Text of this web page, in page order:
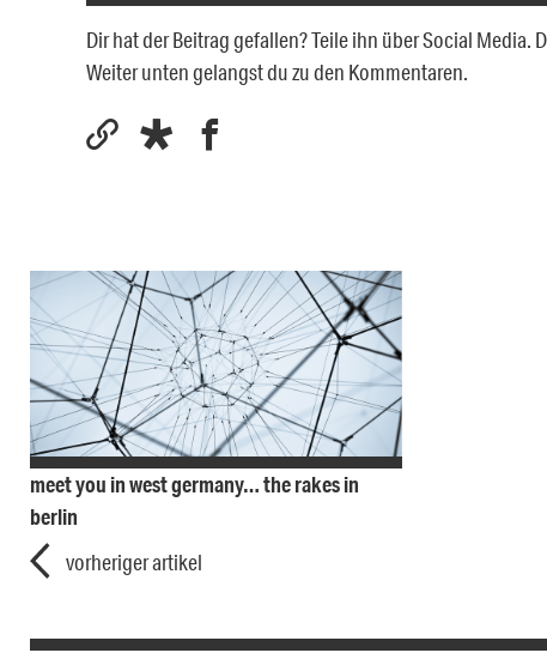
Dir hat der Beitrag gefallen? Teile ihn über Social Media.
Weiter unten gelangst du zu den Kommentaren.
meet you in west germany… the rakes in
berlin
vorheriger artikel